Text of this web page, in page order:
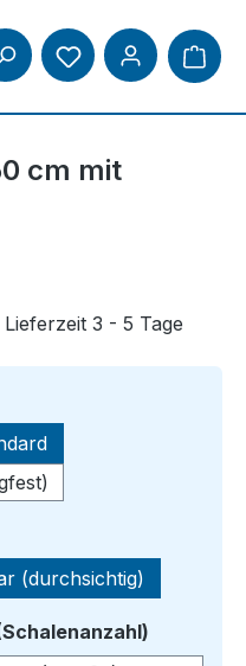
cm mit
3 - 5 Tage
(durchsichtig)